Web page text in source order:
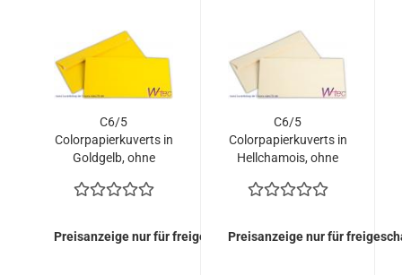
C6/5
Colorpapierkuverts in
Goldgelb, ohne
= 79,00 EURO)
Preisanzeige nur für freigeschaltete Kunden
C6/5
Colorpapierkuverts in
Hellchamois, ohne
= 79,00 EURO)
Preisanzeige nur für